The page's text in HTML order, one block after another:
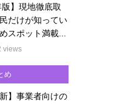
版】現地徹底取
だけが知ってい
スポット満載...
views
め
新】事業者向けの